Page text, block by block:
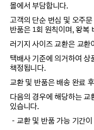
몰에서 부담합니다.
고객의 단순 변심 및 오주
반품은 1회 원칙이며, 왕복
러기지 사이즈 교환은 교
택배사 기준에 의거하여
책정됩니다.
교환 및 반품은 배송 완료
다음의 경우에 해당하는
있습니다.
－교환 및 반품 가능 기간